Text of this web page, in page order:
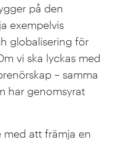
på den
exempelvis
globalisering för
vi ska lyckas med
– samma
har genomsyrat
med att främja en